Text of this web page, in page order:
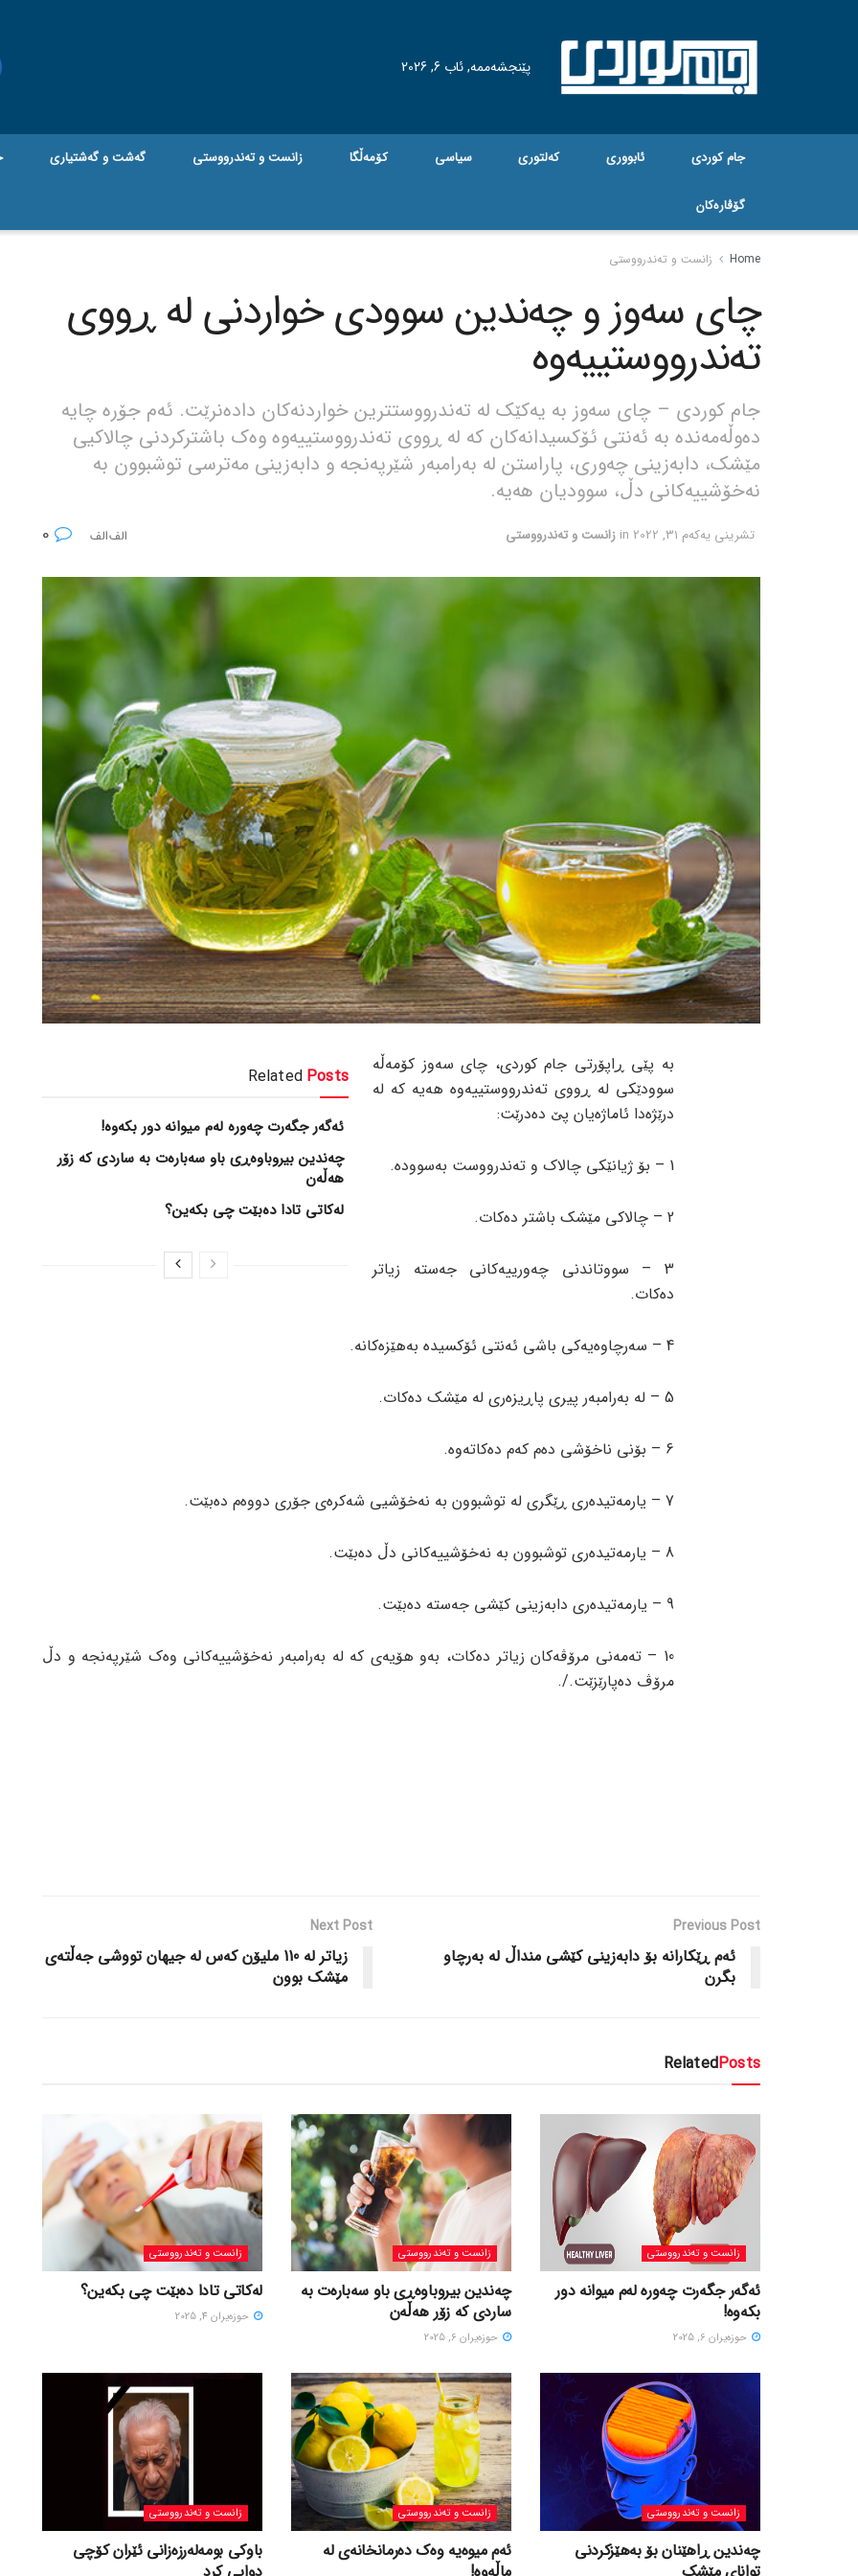
پێنجشەممە, ئاب 6, 2026
جام کوردی ئابووری کەلتوری سیاسی کۆمەڵگا زانست و تەندرووستی گه‌شت و گه‌شتیاری
گۆڤاره‌کان
Home زانست و تەندرووستی
چای سەوز و چەندین سوودی خواردنی لە ڕووی
تەندرووستییەوە
جام کوردی – چای سەوز بە یەکێک لە تەندرووستترین خواردنەکان دادەنرێت. ئەم جۆرە چایە
دەوڵەمەندە بە ئەنتی ئۆکسیدانەکان کە لە ڕووی تەندرووستییەوە وەک باشترکردنی چالاکیی
مێشک، دابەزینی چەوری، پاراستن لە بەرامبەر شێرپەنجە و دابەزینی مەترسی توشبوون بە
نەخۆشییەکانی دڵ، سوودیان هەیە.
تشرینی یه‌كه‌م 31, 2022 in زانست و تەندرووستی
Related Posts
ئەگەر جگەرت چەورە لەم میوانە دور بکەوە!
چەندین بیروباوەڕی باو سەبارەت بە ساردی کە زۆر
هەڵەن
لەکاتی تادا دەبێت چی بکەین؟
بە پێی ڕاپۆرتی جام کوردی، چای سەوز کۆمەڵە
سوودێکی لە ڕووی تەندرووستییەوە هەیە کە لە
درێژەدا ئاماژەیان پێ دەدرێت:
1 – بۆ ژیانێکی چالاک و تەندرووست بەسوودە.
2 – چالاکی مێشک باشتر دەکات.
3 – سووتاندنی چەورییەکانی جەستە زیاتر
دەکات.
4 – سەرچاوەیەکی باشی ئەنتی ئۆکسیدە بەهێزەکانە.
5 – لە بەرامبەر پیری پاڕیزەری لە مێشک دەکات.
6 – بۆنی ناخۆشی دەم کەم دەکاتەوە.
7 – یارمەتیدەری ڕێگری لە توشبوون بە نەخۆشیی شەکرەی جۆری دووەم دەبێت.
8 – یارمەتیدەری توشبوون بە نەخۆشییەکانی دڵ دەبێت.
9 – یارمەتیدەری دابەزینی کێشی جەستە دەبێت.
10 – تەمەنی مرۆڤەکان زیاتر دەکات، بەو هۆیەی کە لە بەرامبەر نەخۆشییەکانی وەک شێرپەنجە و دڵ
مرۆڤ دەپارێزێت./.
Previous Post
ئەم ڕێکارانە بۆ دابەزینی کێشی منداڵ لە بەرچاو
بگرن
Next Post
زیاتر لە 110 ملیۆن کەس لە جیهان تووشی جەڵتەی
مێشک بوون
RelatedPosts
زانست و تەندرووستی
ئەگەر جگەرت چەورە لەم میوانە دور
بکەوە!
حوزه‌یران 6, 2025
زانست و تەندرووستی
چەندین بیروباوەڕی باو سەبارەت بە
ساردی کە زۆر هەڵەن
حوزه‌یران 6, 2025
زانست و تەندرووستی
لەکاتی تادا دەبێت چی بکەین؟
حوزه‌یران 4, 2025
زانست و تەندرووستی
چەندین ڕاهێنان بۆ بەهێزکردنی
زانست و تەندرووستی
ئەم میوەیە وەک دەرمانخانەی لە
زانست و تەندرووستی
باوکی بومەلەرزەزانی ئێران کۆچی